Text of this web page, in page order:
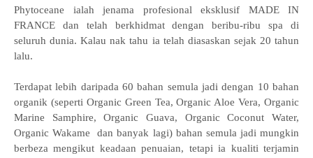
Phytoceane ialah jenama profesional eksklusif MADE IN
FRANCE dan telah berkhidmat dengan beribu-ribu spa di
seluruh dunia. Kalau nak tahu ia telah diasaskan sejak 20 tahun
lalu.
Terdapat lebih daripada 60 bahan semula jadi dengan 10 bahan
organik (seperti Organic Green Tea, Organic Aloe Vera, Organic
Marine Samphire, Organic Guava, Organic Coconut Water,
Organic Wakame
dan banyak lagi) bahan semula jadi mungkin
berbeza mengikut keadaan penuaian, tetapi ia kualiti terjamin